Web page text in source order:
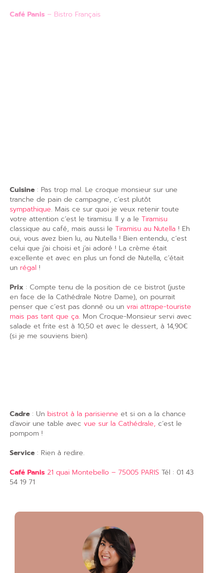
Café Panis – Bistro Français
Cuisine : Pas trop mal. Le croque monsieur sur une
tranche de pain de campagne, c’est plutôt
sympathique. Mais ce sur quoi je veux retenir toute
votre attention c’est le tiramisu. Il y a le Tiramisu
classique au café, mais aussi le Tiramisu au Nutella ! Eh
oui, vous avez bien lu, au Nutella ! Bien entendu, c’est
celui que j’ai choisi et j’ai adoré ! La crème était
excellente et avec en plus un fond de Nutella, c’était
un régal !
Prix : Compte tenu de la position de ce bistrot (juste
en face de la Cathédrale Notre Dame), on pourrait
penser que c’est pas donné ou un vrai attrape-touriste
mais pas tant que ça. Mon Croque-Monsieur servi avec
salade et frite est à 10,50 et avec le dessert, à 14,90€
(si je me souviens bien).
Cadre : Un bistrot à la parisienne et si on a la chance
d’avoir une table avec vue sur la Cathédrale, c’est le
pompom !
Service : Rien à redire.
Café Panis 21 quai Montebello – 75005 PARIS Tél : 01 43
54 19 71